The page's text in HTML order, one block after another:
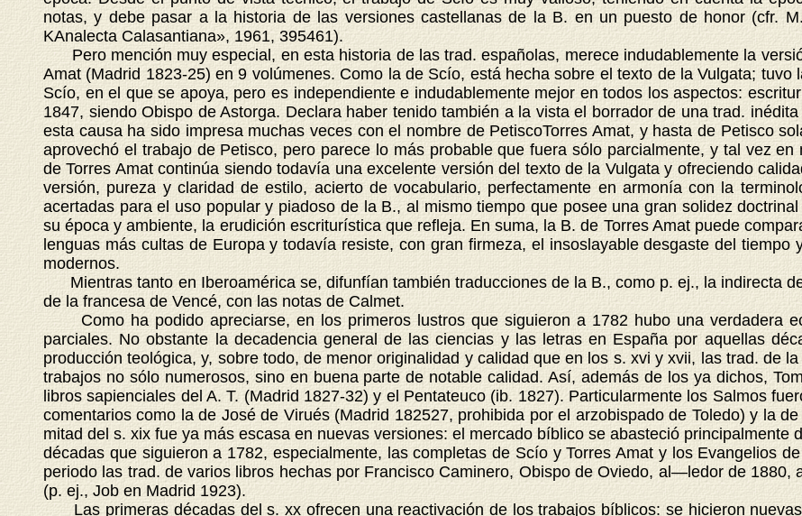
notas, y debe pasar a la historia de las versiones castellanas de la B. en un puesto de honor (cfr.
KAnalecta Calasantiana», 1961, 395461).
Pero mención muy especial, en esta historia de las trad. españolas, merece indudablemente la
Amat (Madrid 1823-25) en 9 volúmenes. Como la de Scío, está hecha sobre el texto de la Vulgata;
Scío, en el que se apoya, pero es independiente e indudablemente mejor en todos los aspectos:
1847, siendo Obispo de Astorga. Declara haber tenido también a la vista el borrador de una trad.
esta causa ha sido impresa muchas veces con el nombre de PetiscoTorres Amat, y hasta de Petisco
aprovechó el trabajo de Petisco, pero parece lo más probable que fuera sólo parcialmente, y tal vez
de Torres Amat continúa siendo todavía una excelente versión del texto de la Vulgata y ofreciendo
versión, pureza y claridad de estilo, acierto de vocabulario, perfectamente en armonía con la
acertadas para el uso popular y piadoso de la B., al mismo tiempo que posee una gran solidez
su época y ambiente, la erudición escriturística que refleja. En suma, la B. de Torres Amat puede
lenguas más cultas de Europa y todavía resiste, con gran firmeza, el insoslayable desgaste del
modernos.
Mientras tanto en Iberoamérica se, difunfían también traducciones de la B., como p. ej., la indirecta
de la francesa de Vencé, con las notas de Calmet.
Como ha podido apreciarse, en los primeros lustros que siguieron a 1782 hubo una verdadera
parciales. No obstante la decadencia general de las ciencias y las letras en España por aquellas
producción teológica, y, sobre todo, de menor originalidad y calidad que en los s. xvi y xvii, las trad. de
trabajos no sólo numerosos, sino en buena parte de notable calidad. Así, además de los ya dichos,
libros sapienciales del A. T. (Madrid 1827-32) y el Pentateuco (ib. 1827). Particularmente los Salmos
comentarios como la de José de Virués (Madrid 182527, prohibida por el arzobispado de Toledo) y la
mitad del s. xix fue ya más escasa en nuevas versiones: el mercado bíblico se abasteció principalmente
décadas que siguieron a 1782, especialmente, las completas de Scío y Torres Amat y los Evangelios
periodo las trad. de varios libros hechas por Francisco Caminero, Obispo de Oviedo, al—ledor de 1880,
(p. ej., Job en Madrid 1923).
Las primeras décadas del s. xx ofrecen una reactivación de los trabajos bíblicos: se hicieron